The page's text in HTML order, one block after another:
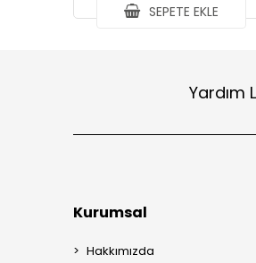
SEPETE EKLE
Yardım
Kurumsal
Hakkımızda